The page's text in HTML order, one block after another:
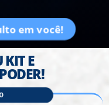
em você!
KIT E